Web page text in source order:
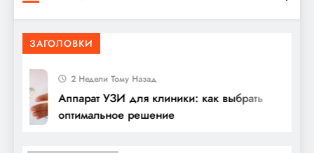
ЗАГОЛОВКИ
2 Недели Тому Назад
Аппарат УЗИ для клиники: как выбрать
оптимальное решение